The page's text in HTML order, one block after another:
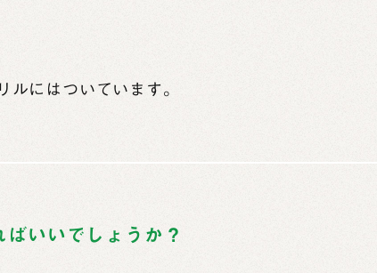
ルにはついています。
いいでしょうか？